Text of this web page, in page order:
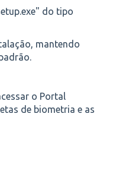
do tipo
mantendo
o Portal
de biometria e as